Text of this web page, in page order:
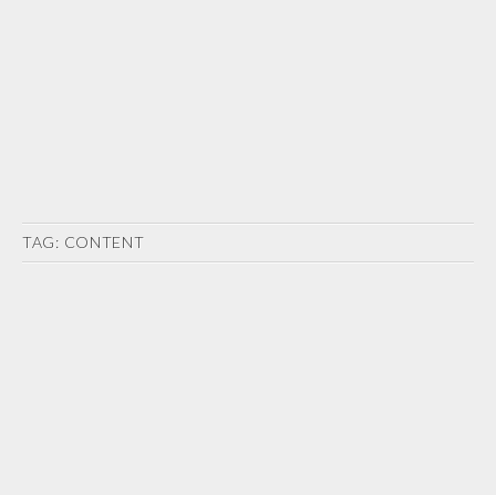
TAG: CONTENT